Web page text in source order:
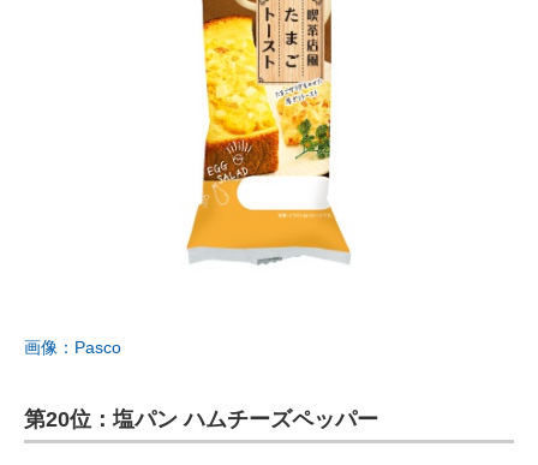
画像：Pasco
第20位：塩パン ハムチーズペッパー